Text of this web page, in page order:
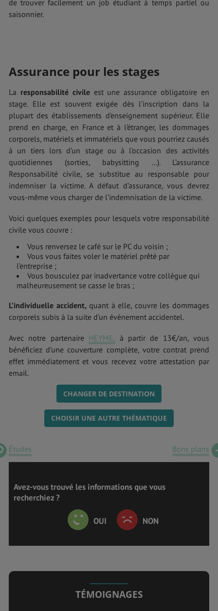
de trouver facilement un job étudiant à temps partiel ou
saisonnier.
Assurance pour les stages
La responsabilité civileest une assurance obligatoire en
stage. Elle est souvent exigée dès l’inscription dans la
plupart des établissements d’enseignement supérieur. Elle
prend en charge, en France et à l’étranger, les dommages
corporels, matériels et immatériels que vous pourriez causés
à un tiers lors d’un stage ou à l’occasion des activités
quotidiennes (sorties, babysitting …). L’assurance
Responsabilité civile, se substitue au responsable pour
indemniser la victime. A défaut d’assurance, vous devrez
vous-même vous charger de l’indemnisation de la victime.
Voici quelques exemples pour lesquels votre responsabilité
civile vous couvre :
Vous renversez le café sur le PC du voisin ;
Vous vous faites voler le matériel prêté par
l’entreprise ;
Vous bousculez par inadvertance votre collègue qui
malheureusement se casse le bras ;
L’individuelle accident,quant à elle, couvre les dommages
corporels subis à la suite d’un évènement accidentel.
Avec notre partenaire HEYME, à partir de 13€/an, vous
bénéficiez d’une couverture complète, votre contrat prend
effet immédiatement et vous recevez votre attestation par
email.
CHANGER DE DESTINATION
CHOISIR UNE AUTRE THÉMATIQUE
Études Bons plans
Avez-vous trouvé les informations que vous
recherchiez ?
OUI NON
TÉMOIGNAGES